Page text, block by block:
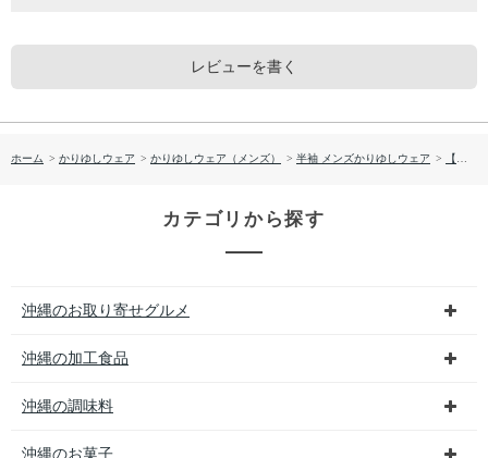
レビューを書く
ホーム > かりゆしウェア > かりゆしウェア（メンズ） > 半袖 メンズかりゆしウェア > 【送料無料】両衿先はみ出し入り柄 （レギュラー）かりゆしウェア P-SAT1811
カテゴリから探す
沖縄のお取り寄せグルメ
沖縄の加工食品
沖縄の調味料
沖縄のお菓子